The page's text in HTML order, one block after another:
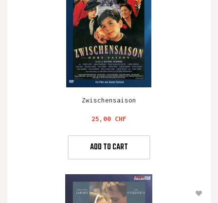
Zwischensaison
Preis
25,00 CHF
ADD TO CART